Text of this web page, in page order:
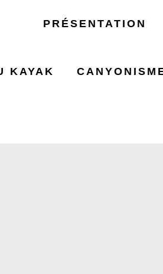
PRÉSENTATION
KAYAK